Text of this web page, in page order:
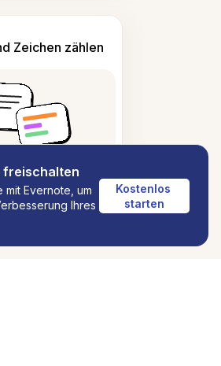
Zeichen zählen
freischalten
Evernote, um
Ihres
Kostenlos
starten